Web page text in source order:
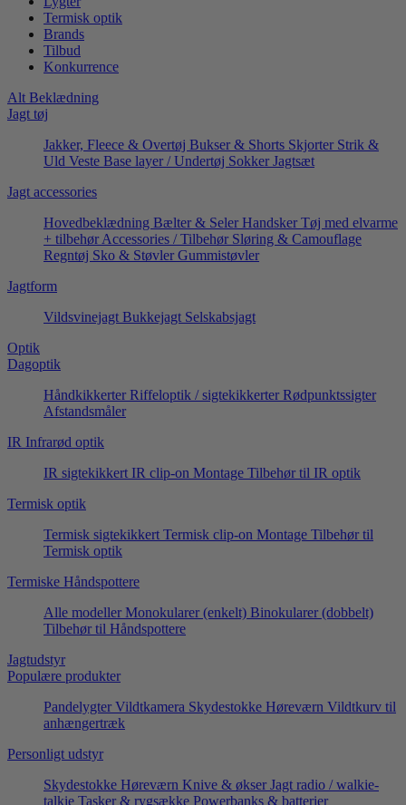
Termisk optik
Brands
Tilbud
Konkurrence
Alt Beklædning
Jagt tøj
Jakker, Fleece & Overtøj Bukser & Shorts Skjorter Strik &
Uld Veste Base layer / Undertøj Sokker Jagtsæt
Jagt accessories
Hovedbeklædning Bælter & Seler Handsker Tøj med elvarme
+ tilbehør Accessories / Tilbehør Sløring & Camouflage
Regntøj Sko & Støvler Gummistøvler
Jagtform
Vildsvinejagt Bukkejagt Selskabsjagt
Optik
Dagoptik
Håndkikkerter Riffeloptik / sigtekikkerter Rødpunktssigter
Afstandsmåler
IR Infrarød optik
IR sigtekikkert IR clip-on Montage Tilbehør til IR optik
Termisk optik
Termisk sigtekikkert Termisk clip-on Montage Tilbehør til
Termisk optik
Termiske Håndspottere
Alle modeller Monokularer (enkelt) Binokularer (dobbelt)
Tilbehør til Håndspottere
Jagtudstyr
Populære produkter
Pandelygter Vildtkamera Skydestokke Høreværn Vildtkurv til
anhængertræk
Personligt udstyr
Skydestokke Høreværn Knive & økser Jagt radio / walkie-
talkie Tasker & rygsække Powerbanks & batterier